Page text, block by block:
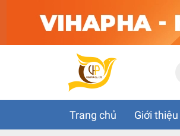
Trang chủ Giới thiệu